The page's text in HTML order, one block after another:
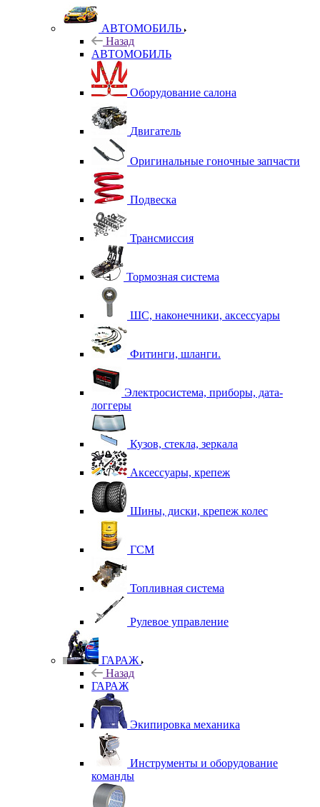
АВТОМОБИЛЬ
Назад
АВТОМОБИЛЬ
Оборудование салона
Двигатель
Оригинальные гоночные запчасти
Подвеска
Трансмиссия
Тормозная система
ШС, наконечники, аксессуары
Фитинги, шланги.
Электросистема, приборы, дата-
логгеры
Кузов, стекла, зеркала
Аксессуары, крепеж
Шины, диски, крепеж колес
ГСМ
Топливная система
Рулевое управление
ГАРАЖ
Назад
ГАРАЖ
Экипировка механика
Инструменты и оборудование
команды